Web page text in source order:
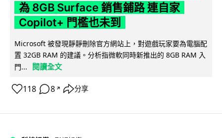
為 8GB Surface 銷售鋪路 連自家
Copilot+ 門檻也未到
Microsoft 被發現靜靜刪除官方網站上，對遊戲玩家要為電腦配
置 32GB RAM 的建議。分析指微軟同時新推出的 8GB RAM 入
門...
閱讀全文
118 8 ↗ 分享